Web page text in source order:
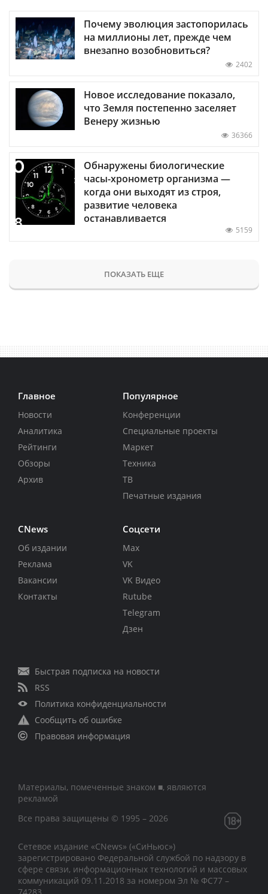
Почему эволюция застопорилась
на миллионы лет, прежде чем
внезапно возобновиться?
2402
Новое исследование показало,
что Земля постепенно заселяет
Венеру жизнью
36366
Обнаружены биологические
часы-хронометр организма —
когда они выходят из строя,
развитие человека
останавливается
5159
ПОКАЗАТЬ ЕЩЕ
Главное
Новости
Аналитика
Рейтинги
Обзоры
Архив
Популярное
Конференции
Специальные проекты
Маркет
Техника
ТВ
Печатные издания
CNews
Об издании
Реклама
Вакансии
Контакты
Соцсети
Max
VK
VK Видео
Rutube
Telegram
Дзен
Быстрая подписка на новости
RSS
Политика конфиденциальности
Сообщить об ошибке
Правовая информация
Материалы, помеченные знаком ■, являются
рекламой
Все права защищены © 1995 – 2026
Сетевое издание «CNews» («СиНьюс»)
зарегистрировано Федеральной службой по надзору в
сфере связи, информационных технологий и массовых
коммуникаций 09.11.2018 за номером Эл № ФС77 –